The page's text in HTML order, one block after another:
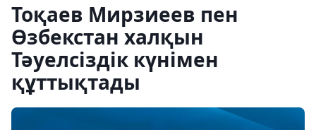
Тоқаев Мирзиеев пен
Өзбекстан халқын
Тәуелсіздік күнімен
құттықтады